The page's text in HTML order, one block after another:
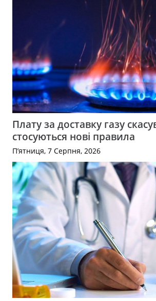
Плату за доставку газу
стосуються нові правила
П’ятниця, 7 Серпня, 2026